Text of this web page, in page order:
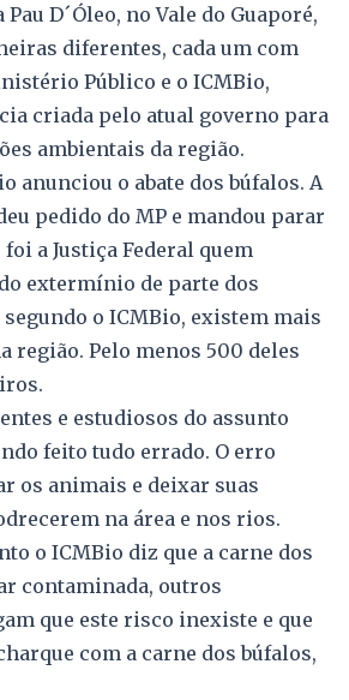
D´Óleo, no Vale do Guaporé,
diferentes, cada um com
Público e o ICMBio,
criada pelo atual governo para
ambientais da região.
anunciou o abate dos búfalos. A
pedido do MP e mandou parar
a Justiça Federal quem
extermínio de parte dos
o ICMBio, existem mais
região. Pelo menos 500 deles
e estudiosos do assunto
feito tudo errado. O erro
os animais e deixar suas
na área e nos rios.
o ICMBio diz que a carne dos
contaminada, outros
que este risco inexiste e que
com a carne dos búfalos,